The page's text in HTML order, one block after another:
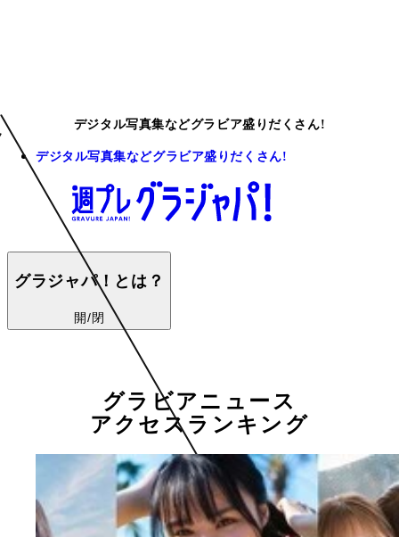
デジタル写真集などグラビア盛りだくさん!
デジタル写真集などグラビア盛りだくさん!
グラジャパ！とは？
開/閉
グラビアニュース
アクセスランキング